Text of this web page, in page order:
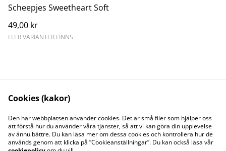
Scheepjes Sweetheart Soft
49,00 kr
FLER VARIANTER FINNS
Kontakta oss
Juridisk information
Integritetspolicy
Cookiepolicy
Söt och Flitig HB
Org.nr. 969773-7535
Cookies (kakor)
Den här webbplatsen använder cookies. Det är små filer som hjälper oss
att förstå hur du använder våra tjänster, så att vi kan göra din upplevelse
av ännu bättre. Du kan läsa mer om dessa cookies och kontrollera hur de
används genom att klicka på ”Cookieanställningar”. Du kan också läsa vår